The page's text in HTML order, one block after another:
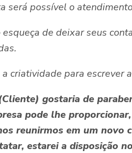
será possível o
esqueça de deixar seus
a criatividade para escrever
gostaria de
pode lhe
reunirmos em um novo
estarei a disposição